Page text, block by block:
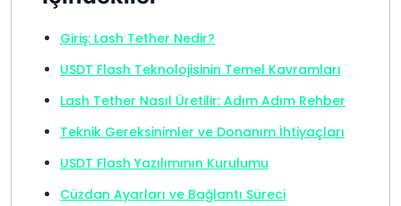
Giriş: Lash Tether Nedir?
USDT Flash Teknolojisinin Temel Kavramları
Lash Tether Nasıl Üretilir: Adım Adım Rehber
Teknik Gereksinimler ve Donanım İhtiyaçları
USDT Flash Yazılımının Kurulumu
Cüzdan Ayarları ve Bağlantı Süreci